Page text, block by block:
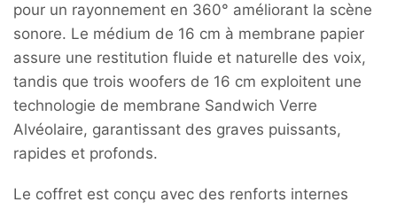
pour un rayonnement en 360° améliorant la scène
sonore. Le médium de 16 cm à membrane papier
assure une restitution fluide et naturelle des voix,
tandis que trois woofers de 16 cm exploitent une
technologie de membrane Sandwich Verre
Alvéolaire, garantissant des graves puissants,
rapides et profonds.
Le coffret est conçu avec des renforts internes